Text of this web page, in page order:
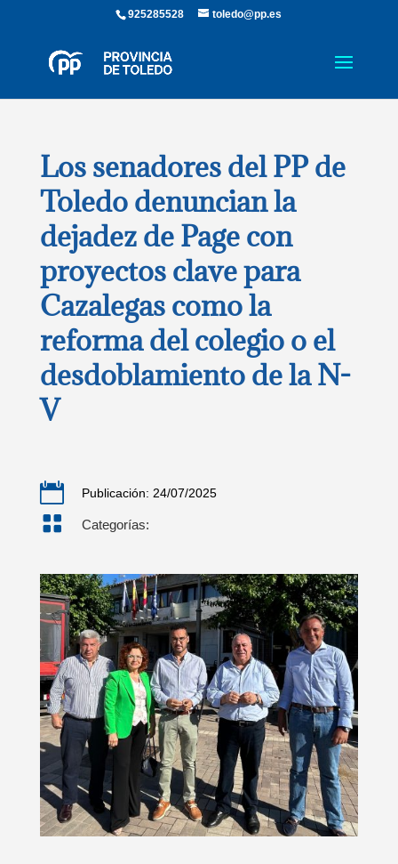
925285528 toledo@pp.es
Los senadores del PP de
Toledo denuncian la
dejadez de Page con
proyectos clave para
Cazalegas como la
reforma del colegio o el
desdoblamiento de la N-
V
 Publicación: 24/07/2025
 Categorías: